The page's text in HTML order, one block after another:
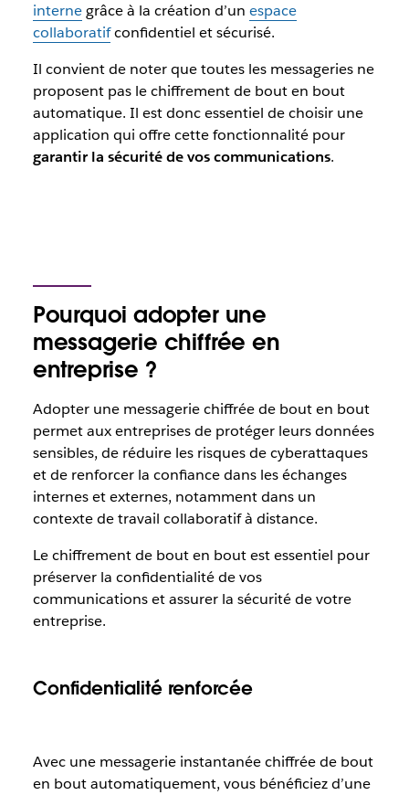
internegrâce à la création d’un espace
collaboratifconfidentiel et sécurisé.
Il convient de noter que toutes les messageries ne
proposent pas le chiffrement de bout en bout
automatique. Il est donc essentiel de choisir une
application qui offre cette fonctionnalité pour
garantir la sécurité de vos communications.
Pourquoi adopter une
messagerie chiffrée en
entreprise ?
Adopter une messagerie chiffrée de bout en bout
permet aux entreprises de protéger leurs données
sensibles, de réduire les risques de cyberattaques
et de renforcer la confiance dans les échanges
internes et externes, notamment dans un
contexte de travail collaboratif à distance.
Le chiffrement de bout en bout est essentiel pour
préserver la confidentialité de vos
communications et assurer la sécurité de votre
entreprise.
Confidentialité renforcée
Avec une messagerie instantanée chiffrée de bout
en bout automatiquement, vous bénéficiez d’une